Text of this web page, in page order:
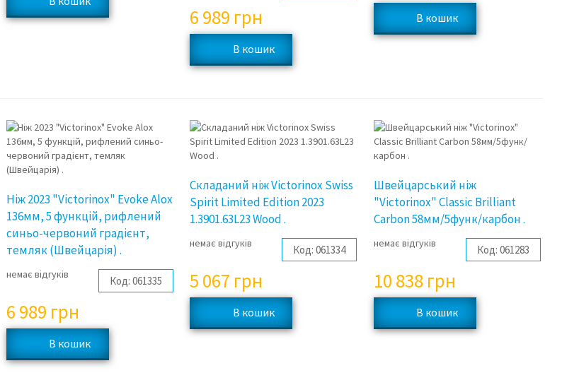
6 989 грн
Ніж 2023 "Victorinox" Evoke Alox
136мм, 5 функцій, рифлений
синьо-червоний градієнт,
темляк (Швейцарія) .
немає відгуків Код: 061335
6 989 грн
Складаний ніж Victorinox Swiss
Spirit Limited Edition 2023
1.3901.63L23 Wood .
немає відгуків Код: 061334
5 067 грн
Швейцарський ніж
"Victorinox" Classic Brilliant
Carbon 58мм/5функ/карбон .
немає відгуків Код: 061283
10 838 грн